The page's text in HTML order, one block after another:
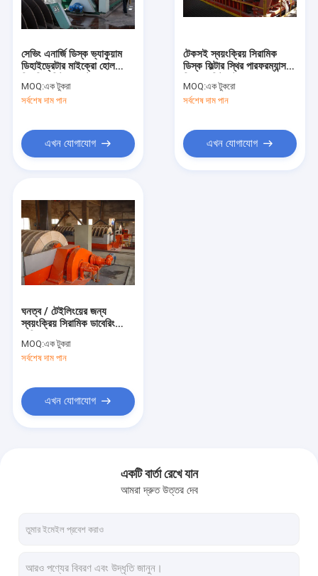
পণ্য
আমাদের সম্পর্কে
কারখানা ভ্রমণ
সেভিং এনার্জি ডিস্ক ভ্যাকুয়াম
ডিহাইড্রেটার মাইক্রো হোল
MOQ:এক টুকরা
সর্বশেষ দাম পান
এখন যোগাযোগ
টেকসই স্বয়ংক্রিয় সিরামিক
ডিস্ক ফিল্টার স্থির পারফরম্যান্স
MOQ:এক টুকরো
সর্বশেষ দাম পান
এখন যোগাযোগ
ঘনত্ব / টেইলিংয়ের জন্য
স্বয়ংক্রিয় সিরামিক ডাবেরিং
MOQ:এক টুকরা
সর্বশেষ দাম পান
এখন যোগাযোগ
একটি বার্তা রেখে যান
আমরা দ্রুত উত্তর দেব